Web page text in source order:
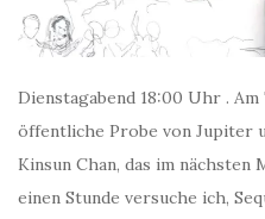
Dienstagabend 18:00 Uhr .
öffentliche Probe von Jupiter
Kinsun Chan, das im
einen Stunde versuche ich,